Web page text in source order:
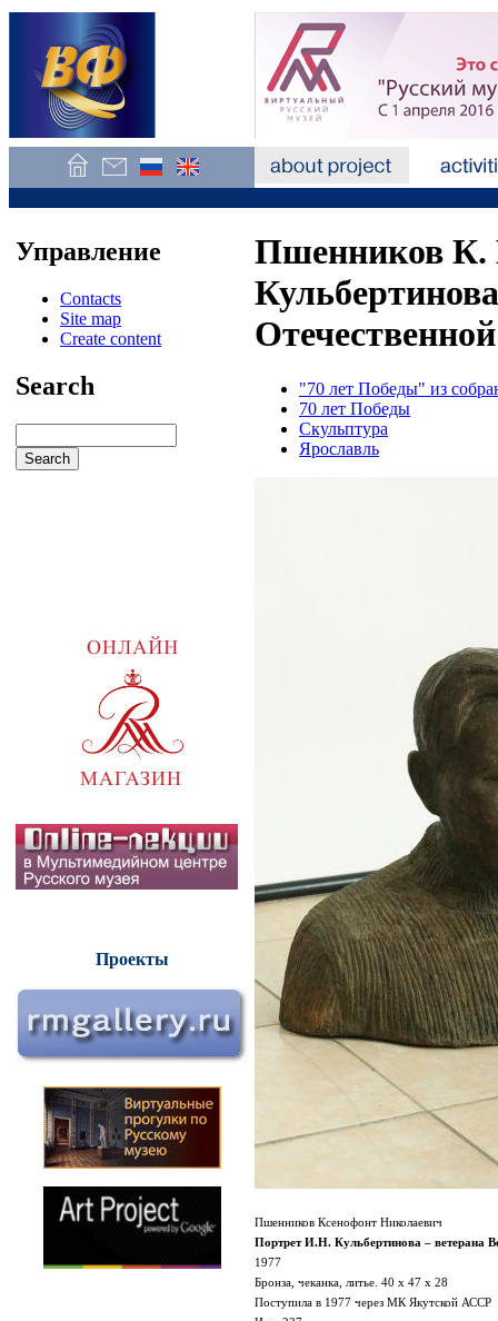
Управление
Contacts
Site map
Create content
Search
Проекты
Пшенников
"70 лет Победы" из
70 лет Победы
Скульптура
Ярославль
Пшенников Ксенофонт Николаевич
Портрет И.Н. Кульбертинова – ветерана
1977
Бронза, чеканка, литье. 40 х 47 х 28
Поступила в 1977 через МК Якутской АССР